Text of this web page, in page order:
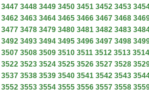
3447 3448 3449 3450 3451 3452 3453
3462 3463 3464 3465 3466 3467 3468
3477 3478 3479 3480 3481 3482 3483
3492 3493 3494 3495 3496 3497 3498
3507 3508 3509 3510 3511 3512 3513 3514
3522 3523 3524 3525 3526 3527 3528
3537 3538 3539 3540 3541 3542 3543
3552 3553 3554 3555 3556 3557 3558